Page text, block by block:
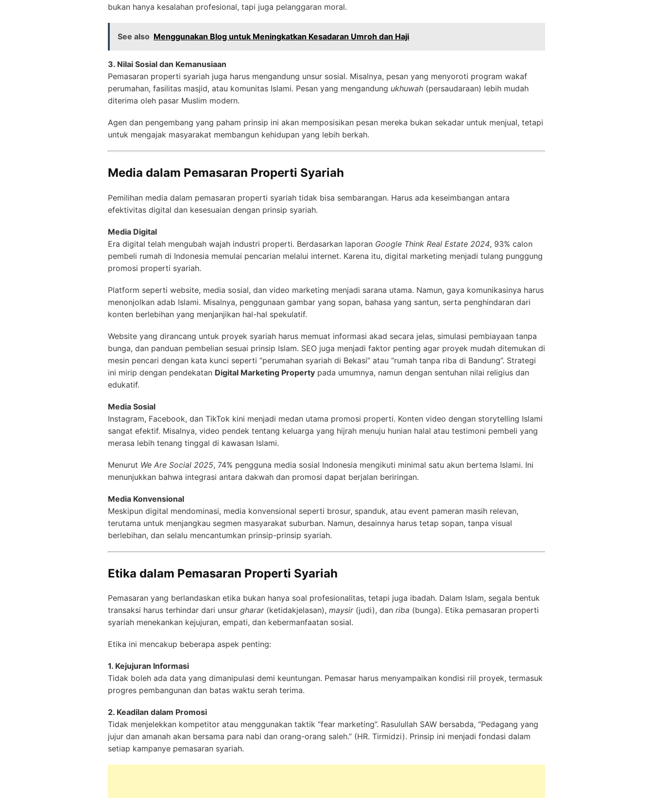
bukan hanya kesalahan profesional, tapi juga pelanggaran moral.
See also Menggunakan Blog untuk Meningkatkan Kesadaran Umroh dan Haji
3. Nilai Sosial dan Kemanusiaan
Pemasaran properti syariah juga harus mengandung unsur sosial. Misalnya, pesan yang menyoroti program wakaf
perumahan, fasilitas masjid, atau komunitas Islami. Pesan yang mengandung ukhuwah (persaudaraan) lebih mudah
diterima oleh pasar Muslim modern.
Agen dan pengembang yang paham prinsip ini akan memposisikan pesan mereka bukan sekadar untuk menjual, tetapi
untuk mengajak masyarakat membangun kehidupan yang lebih berkah.
Media dalam Pemasaran Properti Syariah
Pemilihan media dalam pemasaran properti syariah tidak bisa sembarangan. Harus ada keseimbangan antara
efektivitas digital dan kesesuaian dengan prinsip syariah.
Media Digital
Era digital telah mengubah wajah industri properti. Berdasarkan laporan Google Think Real Estate 2024, 93% calon
pembeli rumah di Indonesia memulai pencarian melalui internet. Karena itu, digital marketing menjadi tulang punggung
promosi properti syariah.
Platform seperti website, media sosial, dan video marketing menjadi sarana utama. Namun, gaya komunikasinya harus
menonjolkan adab Islami. Misalnya, penggunaan gambar yang sopan, bahasa yang santun, serta penghindaran dari
konten berlebihan yang menjanjikan hal-hal spekulatif.
Website yang dirancang untuk proyek syariah harus memuat informasi akad secara jelas, simulasi pembiayaan tanpa
bunga, dan panduan pembelian sesuai prinsip Islam. SEO juga menjadi faktor penting agar proyek mudah ditemukan di
mesin pencari dengan kata kunci seperti “perumahan syariah di Bekasi” atau “rumah tanpa riba di Bandung”. Strategi
ini mirip dengan pendekatan Digital Marketing Property pada umumnya, namun dengan sentuhan nilai religius dan
edukatif.
Media Sosial
Instagram, Facebook, dan TikTok kini menjadi medan utama promosi properti. Konten video dengan storytelling Islami
sangat efektif. Misalnya, video pendek tentang keluarga yang hijrah menuju hunian halal atau testimoni pembeli yang
merasa lebih tenang tinggal di kawasan Islami.
Menurut We Are Social 2025, 74% pengguna media sosial Indonesia mengikuti minimal satu akun bertema Islami. Ini
menunjukkan bahwa integrasi antara dakwah dan promosi dapat berjalan beriringan.
Media Konvensional
Meskipun digital mendominasi, media konvensional seperti brosur, spanduk, atau event pameran masih relevan,
terutama untuk menjangkau segmen masyarakat suburban. Namun, desainnya harus tetap sopan, tanpa visual
berlebihan, dan selalu mencantumkan prinsip-prinsip syariah.
Etika dalam Pemasaran Properti Syariah
Pemasaran yang berlandaskan etika bukan hanya soal profesionalitas, tetapi juga ibadah. Dalam Islam, segala bentuk
transaksi harus terhindar dari unsur gharar(ketidakjelasan), maysir(judi), dan riba (bunga). Etika pemasaran properti
syariah menekankan kejujuran, empati, dan kebermanfaatan sosial.
Etika ini mencakup beberapa aspek penting:
1. Kejujuran Informasi
Tidak boleh ada data yang dimanipulasi demi keuntungan. Pemasar harus menyampaikan kondisi riil proyek, termasuk
progres pembangunan dan batas waktu serah terima.
2. Keadilan dalam Promosi
Tidak menjelekkan kompetitor atau menggunakan taktik “fear marketing”. Rasulullah SAW bersabda, “Pedagang yang
jujur dan amanah akan bersama para nabi dan orang-orang saleh.” (HR. Tirmidzi). Prinsip ini menjadi fondasi dalam
setiap kampanye pemasaran syariah.